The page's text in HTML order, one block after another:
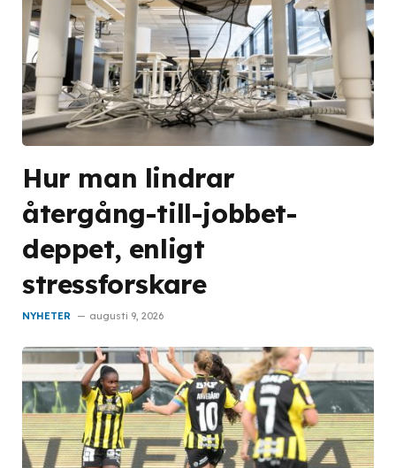
Hur man lindrar
återgång-till-jobbet-
deppet, enligt
stressforskare
NYHETER augusti 9, 2026